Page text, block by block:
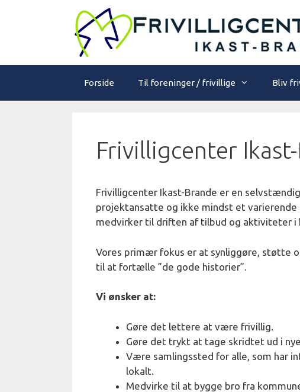
Forside Til foreninger / frivillige Bliv
Frivilligcenter
Frivilligcenter Ikast-Brande er en
projektansatte og ikke mindst et
medvirker til driften af tilbud og aktiviteter i
Vores primær fokus er at synliggøre, støtte
til at fortælle ”de gode historier”.
Vi ønsker at:
Gøre det lettere at være frivillig.
Gøre det trykt at tage skridtet ud i
Være samlingssted for alle, som har
lokalt.
Medvirke til at bygge bro fra